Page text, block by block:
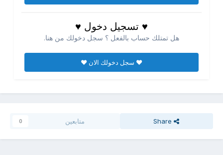
♥ تسجيل دخول ♥
هل تمتلك حساب بالفعل ؟ سجل دخولك من هنا.
♥ سجل دخولك الان ♥
Share متابعين 0